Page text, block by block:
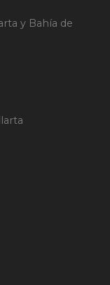
y Bahía de